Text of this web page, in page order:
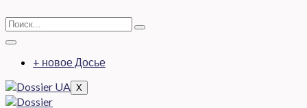
+ новое Досье
X